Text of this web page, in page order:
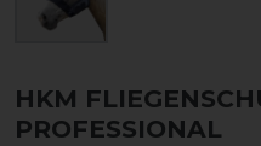
HKM
PROFESSIONAL